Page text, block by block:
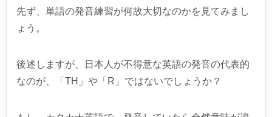
先ず、単語の発音練習が何故大切なのかを見てみまし
ょう。
後述しますが、日本人が不得意な英語の発音の代表的
なのが、「TH」や「R」ではないでしょうか？